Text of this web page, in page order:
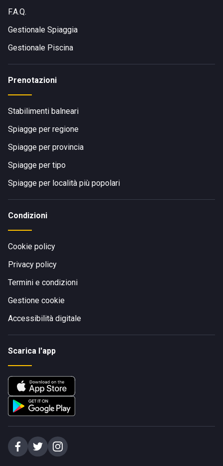
F.A.Q.
Gestionale Spiaggia
Gestionale Piscina
Prenotazioni
Stabilimenti balneari
Spiagge per regione
Spiagge per provincia
Spiagge per tipo
Spiagge per località più popolari
Condizioni
Cookie policy
Privacy policy
Termini e condizioni
Gestione cookie
Accessibilità digitale
Scarica l'app